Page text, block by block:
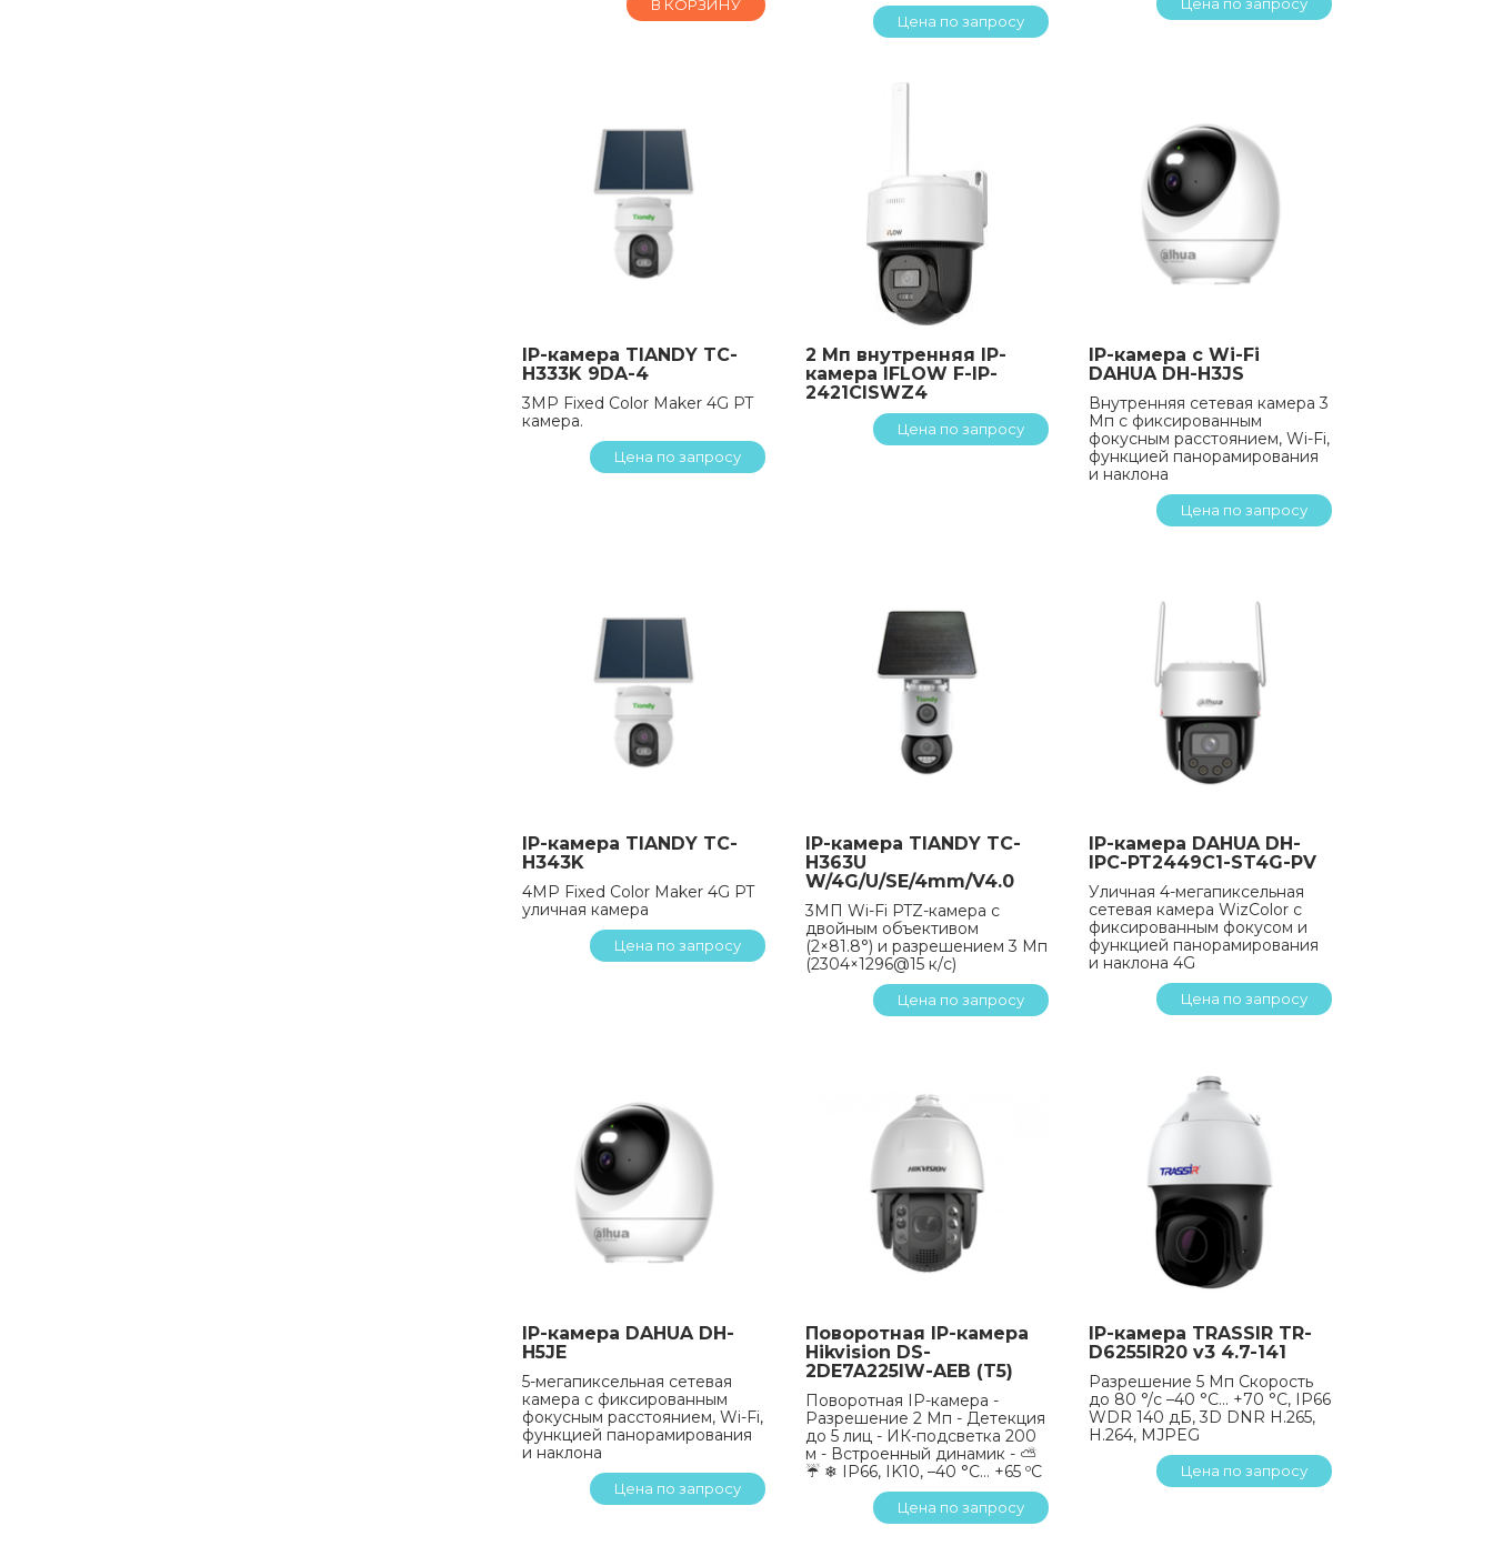
В КОРЗИНУ
Цена по запросу
IP-камера TIANDY TC-
H333K 9DA-4
3MP Fixed Color Maker 4G PT
камера.
Цена по запросу
2 Мп внутренняя IP-
камера IFLOW F-IP-
2421CISWZ4
Цена по запросу
IP-камера с Wi-Fi
DAHUA DH-H3JS
Внутренняя сетевая камера 3
Мп с фиксированным
фокусным расстоянием, Wi-Fi,
функцией панорамирования
и наклона
Цена по запросу
IP-камера TIANDY TC-
H343K
4MP Fixed Color Maker 4G PT
уличная камера
Цена по запросу
IP-камера TIANDY TC-
H363U
W/4G/U/SE/4mm/V4.0
3МП Wi-Fi PTZ-камера с
двойным объективом
(2×81.8°) и разрешением 3 Мп
(2304×1296@15 к/с)
Цена по запросу
IP-камера DAHUA DH-
IPC-PT2449C1-ST4G-PV
Уличная 4-мегапиксельная
сетевая камера WizColor с
фиксированным фокусом и
функцией панорамирования
и наклона 4G
Цена по запросу
IP-камера DAHUA DH-
H5JE
5-мегапиксельная сетевая
камера с фиксированным
фокусным расстоянием, Wi-Fi,
функцией панорамирования
и наклона
Цена по запросу
Поворотная IP-камера
Hikvision DS-
2DE7A225IW-AEB (T5)
Поворотная IP-камера -
Разрешение 2 Мп - Детекция
до 5 лиц - ИК-подсветка 200
м - Встроенный динамик - ⛅
☔ ❄ IP66, IK10, –40 °C… +65 ºС
Цена по запросу
IP-камера TRASSIR TR-
D6255IR20 v3 4.7-141
Разрешение 5 Мп Скорость
до 80 °/с –40 °C... +70 °C, IP66
WDR 140 дБ, 3D DNR H.265,
H.264, MJPEG
Цена по запросу